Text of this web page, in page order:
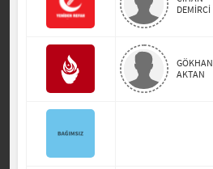
DEMİRCİ
GÖKHAN
AKTAN